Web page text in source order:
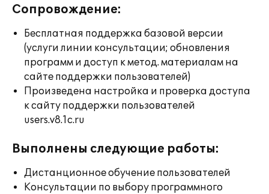
Сопровождение:
Бесплатная поддержка базовой версии
(услуги линии консультации; обновления
программ и доступ к метод. материалам на
сайте поддержки пользователей)
Произведена настройка и проверка доступа
к сайту поддержки пользователей
users.v8.1c.ru
Выполнены следующие работы:
Дистанционное обучение пользователей
Консультации по выбору программного